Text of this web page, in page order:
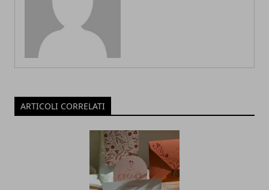
ARTICOLI CORRELATI